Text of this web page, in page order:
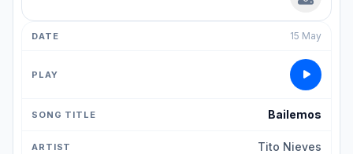
15 May
Bailemos
Tito Nieves